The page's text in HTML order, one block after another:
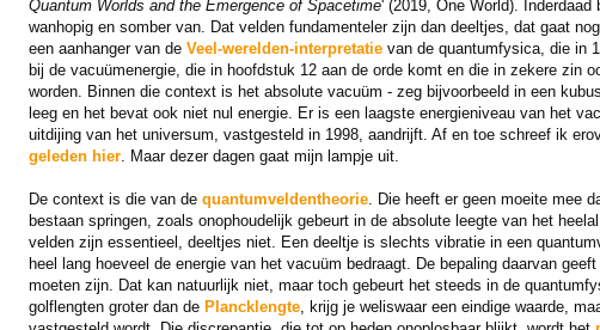
Quantum Worlds and the Emergence of Spacetime' (2019, One World).
wanhopig en somber van. Dat velden fundamenteler zijn dan deeltjes, dat gaat
een aanhanger van de Veel-werelden-interpretatievan de quantumfysica, die in
bij de vacuümenergie, die in hoofdstuk 12 aan de orde komt en die in zekere zin
worden. Binnen die context is het absolute vacuüm - zeg bijvoorbeeld in een
leeg en het bevat ook niet nul energie. Er is een laagste energieniveau van het
uitdijing van het universum, vastgesteld in 1998, aandrijft. Af en toe schreef ik
geleden hier. Maar dezer dagen gaat mijn lampje uit.
De context is die van de quantumveldentheorie. Die heeft er geen moeite mee
bestaan springen, zoals onophoudelijk gebeurt in de absolute leegte van het
velden zijn essentieel, deeltjes niet. Een deeltje is slechts vibratie in een
heel lang hoeveel de energie van het vacuüm bedraagt. De bepaling daarvan
moeten zijn. Dat kan natuurlijk niet, maar toch gebeurt het steeds in de
golflengten groter dan de Plancklengte, krijg je weliswaar een eindige waarde,